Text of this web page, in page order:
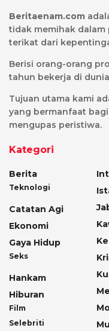
Beritaenam.com
tidak memihak
terikat dari
Berisi orang-orang
tahun bekerja di
Tujuan utama kami
yang bermanfaat
mengupas peristiwa.
Kategori
Berita
Teknologi
Catatan Agi
Ekonomi
Gaya Hidup
Seks
Hankam
Hiburan
Film
Selebriti